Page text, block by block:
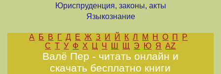
Юриспруденция, законы, акты
Языкознание
А Б В Г Д Е Ж З И Й К Л М Н О П
Р
С Т У Ф Х Ц Ч Ш Щ Э Ю Я AZ
Валё Пер - читать онлайн и
скачать бесплатно книги